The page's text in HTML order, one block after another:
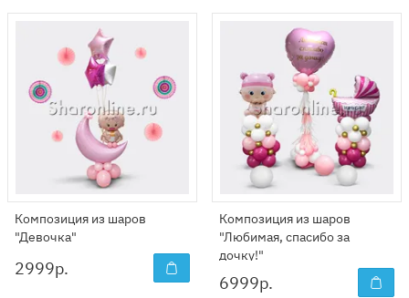
Композиция из шаров
"Девочка"
2999р.
Композиция из шаров
"Любимая, спасибо за
дочку!"
6999р.